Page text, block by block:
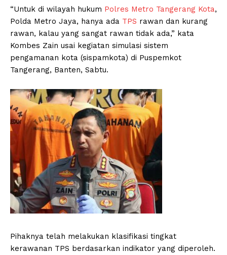
“Untuk di wilayah hukum Polres Metro Tangerang Kota,
Polda Metro Jaya, hanya ada TPS rawan dan kurang
rawan, kalau yang sangat rawan tidak ada,” kata
Kombes Zain usai kegiatan simulasi sistem
pengamanan kota (sispamkota) di Puspemkot
Tangerang, Banten, Sabtu.
Pihaknya telah melakukan klasifikasi tingkat
kerawanan TPS berdasarkan indikator yang diperoleh.